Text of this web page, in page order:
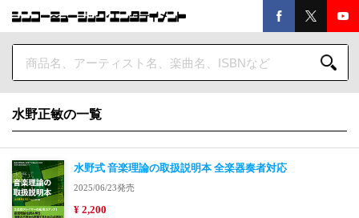
水野正敏の一覧
水野式 音楽理論の取扱説明本 全楽器奏者対応
2025/06/23発売
¥ 2,200